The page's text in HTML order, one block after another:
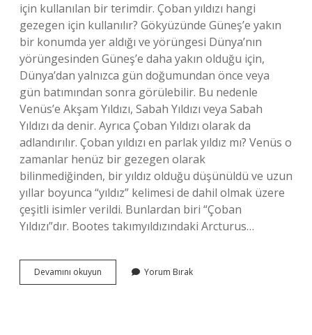
için kullanılan bir terimdir. Çoban yıldızı hangi
gezegen için kullanılır? Gökyüzünde Güneş’e yakın
bir konumda yer aldığı ve yörüngesi Dünya’nın
yörüngesinden Güneş’e daha yakın olduğu için,
Dünya’dan yalnızca gün doğumundan önce veya
gün batımından sonra görülebilir. Bu nedenle
Venüs’e Akşam Yıldızı, Sabah Yıldızı veya Sabah
Yıldızı da denir. Ayrıca Çoban Yıldızı olarak da
adlandırılır. Çoban yıldızı en parlak yıldız mı? Venüs o
zamanlar henüz bir gezegen olarak
bilinmediğinden, bir yıldız olduğu düşünüldü ve uzun
yıllar boyunca “yıldız” kelimesi de dahil olmak üzere
çeşitli isimler verildi. Bunlardan biri “Çoban
Yıldızı”dır. Bootes takımyıldızındaki Arcturus…
Devamını okuyun
Yıldızı
Yorum Bırak